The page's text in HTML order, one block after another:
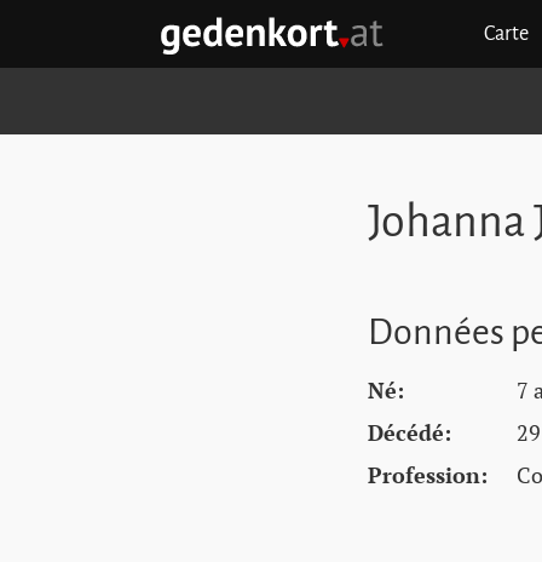
Aller au contenu principal
Aller à la navigation principale
Aller aux liens rapides
GEDENKORT - ACCUEIL
Carte
Johanna
Données
Né:
7
Décédé:
Profession: